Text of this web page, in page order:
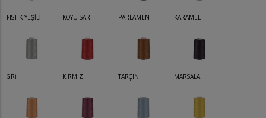
FISTIK YEŞİLİ KOYU SARI PARLAMENT KARAMEL
GRİ KIRMIZI TARÇIN MARSALA